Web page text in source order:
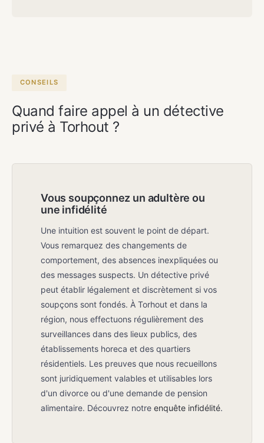
CONSEILS
Quand faire appel à un détective
privé à Torhout ?
Vous soupçonnez un adultère ou
une infidélité
Une intuition est souvent le point de départ.
Vous remarquez des changements de
comportement, des absences inexpliquées ou
des messages suspects. Un détective privé
peut établir légalement et discrètement si vos
soupçons sont fondés. À Torhout et dans la
région, nous effectuons régulièrement des
surveillances dans des lieux publics, des
établissements horeca et des quartiers
résidentiels. Les preuves que nous recueillons
sont juridiquement valables et utilisables lors
d'un divorce ou d'une demande de pension
alimentaire. Découvrez notre enquête infidélité.